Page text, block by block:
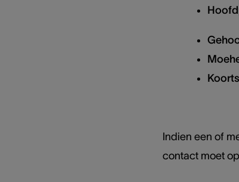
Koorts
Indien een of
contact moet